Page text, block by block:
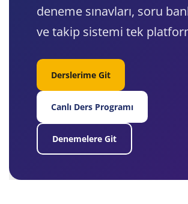
deneme sınavları, soru
ve takip sistemi tek
Derslerime Git
Canlı Ders Programı
Denemelere Git